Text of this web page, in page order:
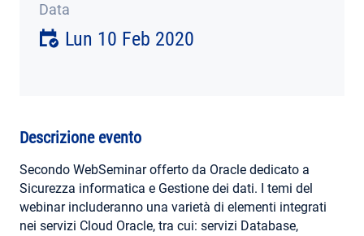
CONTATTI
Data
Lun 10 Feb 2020
Descrizione evento
Secondo WebSeminar offerto da Oracle dedicato a
Sicurezza informatica e Gestione dei dati. I temi del
webinar includeranno una varietà di elementi integrati
nei servizi Cloud Oracle, tra cui: servizi Database,